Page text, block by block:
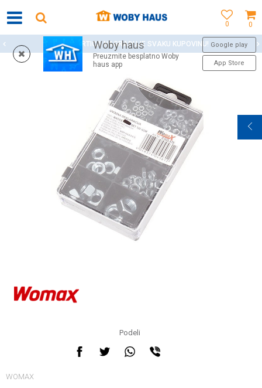
0
0
Woby haus
Preuzmite besplatno Woby
haus app
Google play
App Store
WOBY KARTICA NAGRAĐUJE SVAKU KUPOVINU!
Podeli
WOMAX